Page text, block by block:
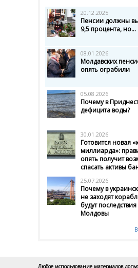
20.12.2025
Пенсии должны
9,5 процента, но...
08.01.2026
Молдавских
опять ограбили
05.08.2026
Почему в
дефицита воды?
30.01.2026
Готовится новая
миллиарда»:
опять получит
спасать активы
25.07.2026
Почему в
не заходят
будут
Молдовы
Любое использование материалов